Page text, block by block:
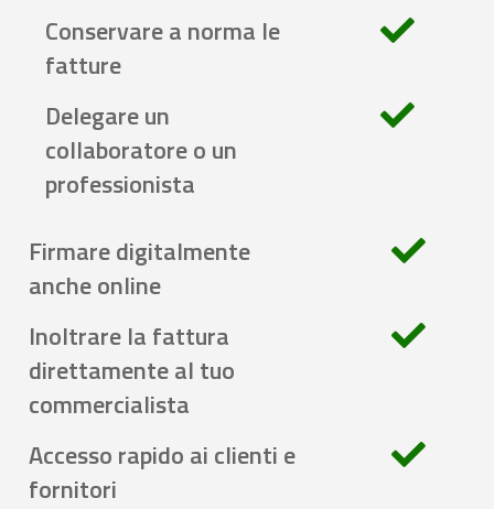
Conservare a norma le
fatture
Delegare un
collaboratore o un
professionista
Firmare digitalmente
anche online
Inoltrare la fattura
direttamente al tuo
commercialista
Accesso rapido ai clienti e
fornitori